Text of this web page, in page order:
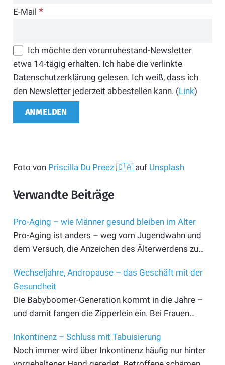
E-Mail *
Ich möchte den vorunruhestand-Newsletter
etwa 14-tägig erhalten. Ich habe die verlinkte
Datenschutzerklärung gelesen. Ich weiß, dass ich
den Newsletter jederzeit abbestellen kann. (Link)
Foto von Priscilla Du Preez 🇨🇦auf Unsplash
Verwandte Beiträge
Pro-Aging – wie Männer gesund bleiben im Alter
Pro-Aging ist anders – weg vom Jugendwahn und
dem Versuch, die Anzeichen des Älterwerdens zu…
Wechseljahre, Andropause – das Geschäft mit der
Gesundheit
Die Babyboomer-Generation kommt in die Jahre –
und damit fangen die Zipperlein ein. Bei Frauen…
Inkontinenz – Schluss mit Tabuisierung
Noch immer wird über Inkontinenz häufig nur hinter